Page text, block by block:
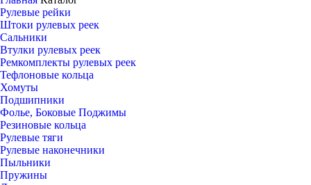
Рулевые рейки
Штоки рулевых реек
Сальники
Втулки рулевых реек
Ремкомплекты рулевых реек
Тефлоновые кольца
Хомуты
Подшипники
Фолье, Боковые Поджимы
Резиновые кольца
Рулевые тяги
Рулевые наконечники
Пыльники
Пружины